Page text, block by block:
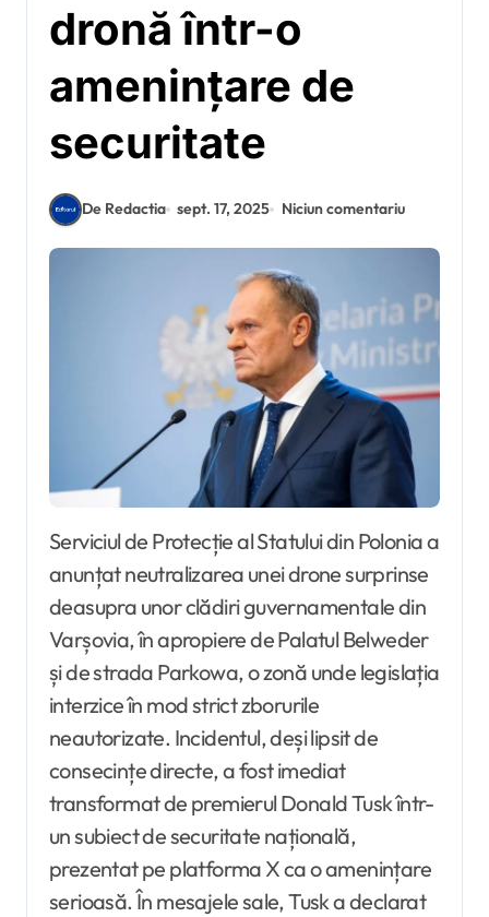
dronă într-o
amenințare de
securitate
De Redactia sept. 17, 2025 Niciun comentariu
Serviciul de Protecție al Statului din Polonia a
anunțat neutralizarea unei drone surprinse
deasupra unor clădiri guvernamentale din
Varșovia, în apropiere de Palatul Belweder
și de strada Parkowa, o zonă unde legislația
interzice în mod strict zborurile
neautorizate. Incidentul, deși lipsit de
consecințe directe, a fost imediat
transformat de premierul Donald Tusk într-
un subiect de securitate națională,
prezentat pe platforma X ca o amenințare
serioasă. În mesajele sale, Tusk a declarat